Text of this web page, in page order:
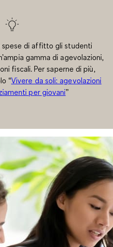
spese di affitto gli studenti
gamma di agevolazioni,
fiscali. Per saperne di più,
“Vivere da soli: agevolazioni
per giovani”